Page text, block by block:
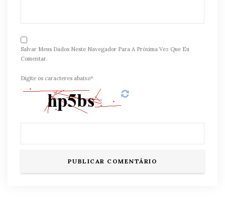
Salvar Meus Dados Neste Navegador Para A Próxima Vez Que Eu
Comentar.
Digite os caracteres abaixo*